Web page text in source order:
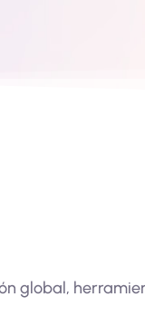
global,